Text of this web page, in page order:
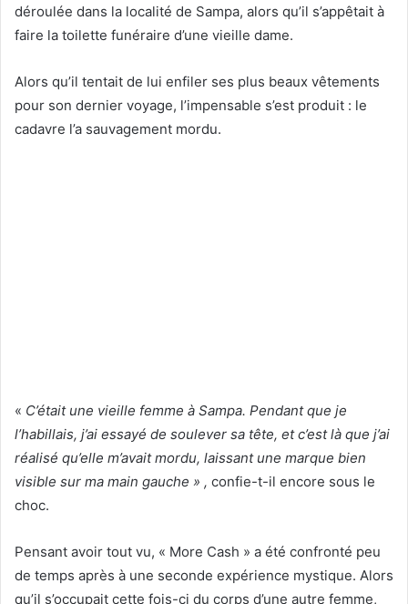
déroulée dans la localité de Sampa, alors qu’il s’appêtait à
faire la toilette funéraire d’une vieille dame.
Alors qu’il tentait de lui enfiler ses plus beaux vêtements
pour son dernier voyage, l’impensable s’est produit : le
cadavre l’a sauvagement mordu.
« C’était une vieille femme à Sampa. Pendant que je
l’habillais, j’ai essayé de soulever sa tête, et c’est là que j’ai
réalisé qu’elle m’avait mordu, laissant une marque bien
visible sur ma main gauche » , confie-t-il encore sous le
choc.
Pensant avoir tout vu, « More Cash » a été confronté peu
de temps après à une seconde expérience mystique. Alors
qu’il s’occupait cette fois-ci du corps d’une autre femme,